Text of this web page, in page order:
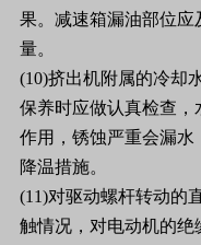
果。减速箱漏油部位应
量。
(10)挤出机附属的冷却
保养时应做认真检查，
作用，锈蚀严重会漏
降温措施。
(11)对驱动螺杆转动的
触情况，对电动机的